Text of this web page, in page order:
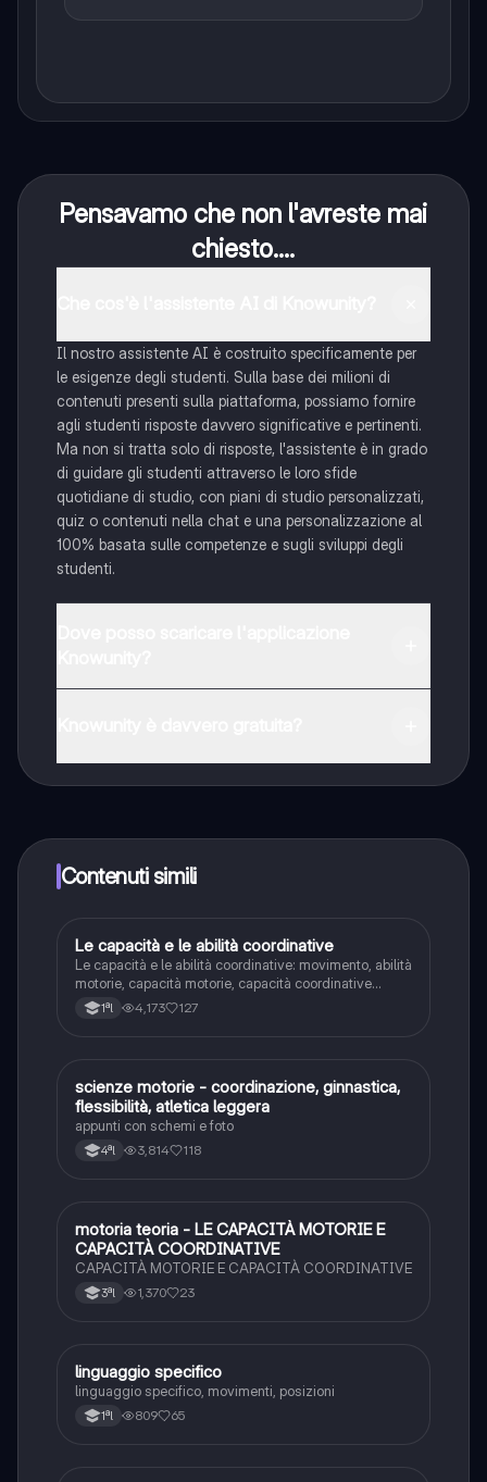
Pensavamo che non l'avreste mai
chiesto....
Il nostro assistente AI è costruito specificamente per
le esigenze degli studenti. Sulla base dei milioni di
contenuti presenti sulla piattaforma, possiamo fornire
agli studenti risposte davvero significative e pertinenti.
Ma non si tratta solo di risposte, l'assistente è in grado
di guidare gli studenti attraverso le loro sfide
quotidiane di studio, con piani di studio personalizzati,
quiz o contenuti nella chat e una personalizzazione al
100% basata sulle competenze e sugli sviluppi degli
studenti.
Knowunity Premium, che consente di studiare senza
alcun limite!!
Contenuti simili
L Sport
Le capacità e le abilità coordinative
Le capacità e le abilità coordinative: movimento, abilità
motorie, capacità motorie, capacità coordinative
(generali e speciali)
1ªl 4,173 127
SSport
scienze motorie - coordinazione, ginnastica,
flessibilità, atletica leggera
appunti con schemi e foto
4ªl 3,814 118
MSport
motoria teoria - LE CAPACITÀ MOTORIE E
CAPACITÀ COORDINATIVE
CAPACITÀ MOTORIE E CAPACITÀ COORDINATIVE
3ªl 1,370 23
Sport
linguaggio specifico
linguaggio specifico, movimenti, posizioni
1ªl 809 65